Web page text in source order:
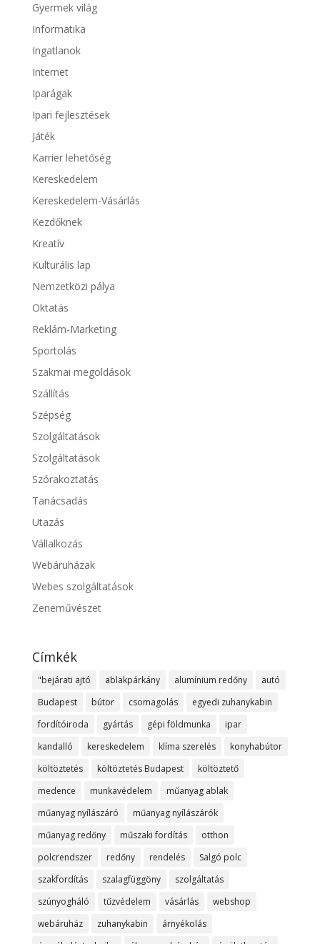
Gyermek világ
Informatika
Ingatlanok
Internet
Iparágak
Ipari fejlesztések
Játék
Karrier lehetőség
Kereskedelem
Kereskedelem-Vásárlás
Kezdőknek
Kreatív
Kulturális lap
Nemzetközi pálya
Oktatás
Reklám-Marketing
Sportolás
Szakmai megoldások
Szállítás
Szépség
Szolgáltatások
Szolgáltatások
Szórakoztatás
Tanácsadás
Utazás
Vállalkozás
Webáruházak
Webes szolgáltatások
Zeneművészet
Címkék
"bejárati ajtó ablakpárkány alumínium redőny
autó
Budapest
bútor csomagolás
egyedi zuhanykabin
fordítóiroda
gyártás gépi földmunka
ipar
kandalló
kereskedelem klíma szerelés
konyhabútor
költöztetés
költöztetés Budapest
költöztető
medence
munkavédelem
műanyag ablak
műanyag nyílászáró
műanyag nyílászárók
műanyag redőny
műszaki fordítás
otthon
polcrendszer
redőny rendelés
Salgó polc
szakfordítás
szalagfüggöny
szolgáltatás
szúnyogháló
tűzvédelem vásárlás
webshop
webáruház
zuhanykabin
árnyékolás